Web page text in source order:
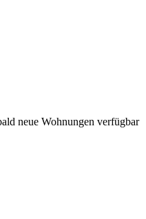
neue Wohnungen verfügbar